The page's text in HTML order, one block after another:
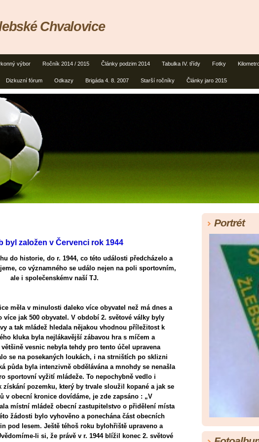
výbor Ročník 2014 / 2015 Články podzim 2014 Tabulka IV. třídy Fotky
Dizkuzní fórum Odkazy Brigáda 4. 8. 2007 Starší ročníky Články jaro 2015
Chvalovice
byl založen v Červenci rok 1944
do historie, do r. 1944, co této události předcházelo a
co významného se událo nejen na poli sportovním,
ale i společenskémv naší TJ.
měla v minulosti daleko více obyvatel než má dnes a
více jak 500 obyvatel. V období 2. světové války byly
a tak mládež hledala nějakou vhodnou příležitost k
kluka byla nejlákavější zábavou hra s míčem a
vesnic nebyla tehdy pro tento účel upravena
se na posekaných loukách, i na strništích po sklizni
půda byla intenzivně obdělávána a mnohdy se nenašla
sportovní vyžití mládeže. To nepochybně vedlo i
získání pozemku, který by trvale sloužil kopané a jak se
v obecní kronice dovídáme, je zde zapsáno : „V
místní mládež obecní zastupitelstvo o přidělení místa
žádosti bylo vyhověno a ponechána část obecních
pod lesem. Ještě téhoš roku bylohřiště upraveno a
li si, že právě v r. 1944 blížil konec 2. světové
Portrét